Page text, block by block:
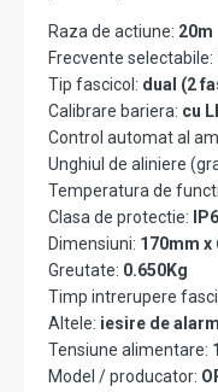
Raza de actiune: 20m
Frecvente selectabile:
Tip fascicol: dual (2
Calibrare bariera: cu
Control automat al
Unghiul de aliniere
Temperatura de
Clasa de protectie:
Dimensiuni: 170mm x
Greutate: 0.650Kg
Timp intrerupere
Altele: iesire de
Tensiune alimentare:
Model / producator: